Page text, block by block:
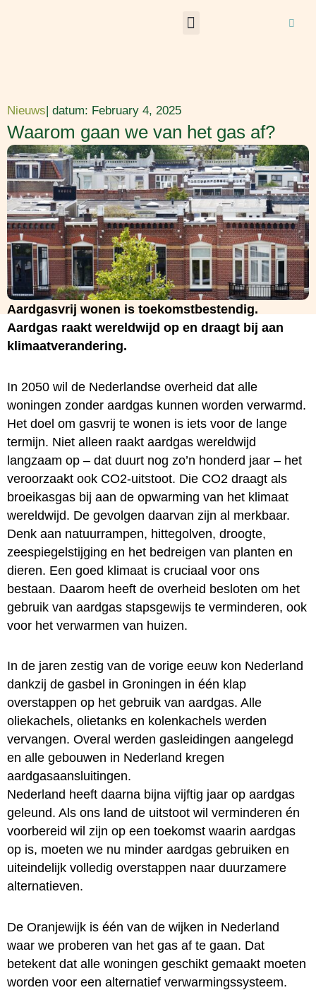
Nieuws| datum: February 4, 2025
Waarom gaan we van het gas af?
Aardgasvrij wonen is toekomstbestendig.
Aardgas raakt wereldwijd op en draagt bij aan
klimaatverandering.
In 2050 wil de Nederlandse overheid dat alle
woningen zonder aardgas kunnen worden verwarmd.
Het doel om gasvrij te wonen is iets voor de lange
termijn. Niet alleen raakt aardgas wereldwijd
langzaam op – dat duurt nog zo’n honderd jaar – het
veroorzaakt ook CO2-uitstoot. Die CO2 draagt als
broeikasgas bij aan de opwarming van het klimaat
wereldwijd. De gevolgen daarvan zijn al merkbaar.
Denk aan natuurrampen, hittegolven, droogte,
zeespiegelstijging en het bedreigen van planten en
dieren. Een goed klimaat is cruciaal voor ons
bestaan. Daarom heeft de overheid besloten om het
gebruik van aardgas stapsgewijs te verminderen, ook
voor het verwarmen van huizen.
In de jaren zestig van de vorige eeuw kon Nederland
dankzij de gasbel in Groningen in één klap
overstappen op het gebruik van aardgas. Alle
oliekachels, olietanks en kolenkachels werden
vervangen. Overal werden gasleidingen aangelegd
en alle gebouwen in Nederland kregen
aardgasaansluitingen.
Nederland heeft daarna bijna vijftig jaar op aardgas
geleund. Als ons land de uitstoot wil verminderen én
voorbereid wil zijn op een toekomst waarin aardgas
op is, moeten we nu minder aardgas gebruiken en
uiteindelijk volledig overstappen naar duurzamere
alternatieven.
De Oranjewijk is één van de wijken in Nederland
waar we proberen van het gas af te gaan. Dat
betekent dat alle woningen geschikt gemaakt moeten
worden voor een alternatief verwarmingssysteem.